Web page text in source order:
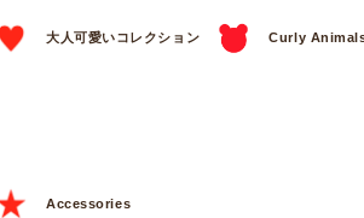
大人可愛いコレクション Curly
Accessories